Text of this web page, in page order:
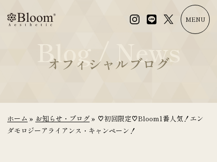
MENU
Blog / News
オフィシャルブログ
ホーム » お知らせ・ブログ » ♡初回限定♡Bloom1番人気！エン
ダモロジーアライアンス・キャンペーン！